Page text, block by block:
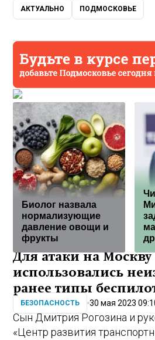
АКТУАЛЬНО ПОДМОСКОВЬЕ
Биолог назвала
нормализующие
давление овощи и
фрукты
Для атаки на Москву
использовались
ранее типы
БЕЗОПАСНОСТЬ 30 мая 2023
Сын Дмитрия Рогозина и
«Центр развития